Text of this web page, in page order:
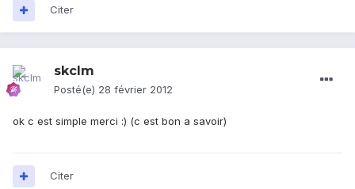
Citer
skclm
Posté(e) 28 février 2012
ok c est simple merci :) (c est bon a savoir)
Citer